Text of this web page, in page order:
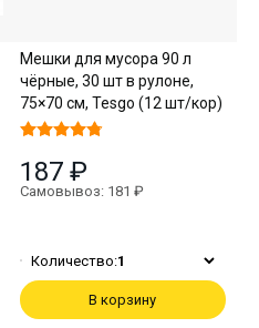
Мешки для мусора 90 л
чёрные, 30 шт в рулоне,
75×70 см, Tesgo (12 шт/кор)
187 ₽
Самовывоз: 181 ₽
Количество:1
В корзину